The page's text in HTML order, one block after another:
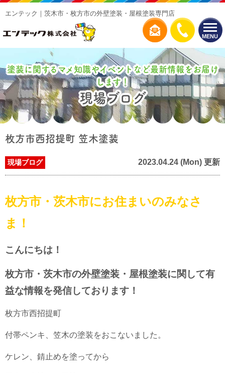
MENU
エンテック｜茨木市・枚方市の外壁塗装・屋根塗装専門店
塗装に関するマメ知識やイベントなど最新情報をお届け
します！
現場ブログ
枚方市西招提町 笠木塗装
現場ブログ 2023.04.24 (Mon) 更新
枚方市・茨木市にお住まいのみなさ
ま！
こんにちは！
枚方市・茨木市の外壁塗装・屋根塗装に関して有
益な情報を発信しております！
枚方市西招提町
付帯ペンキ、笠木の塗装をおこないました。
ケレン、錆止めを塗ってから